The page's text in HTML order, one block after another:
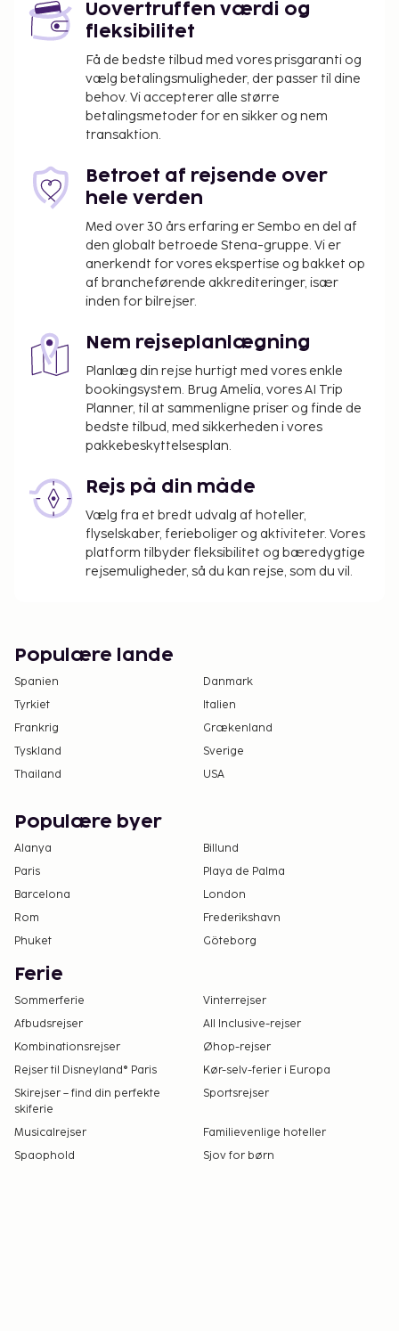
lufthavnstransport tur-retur mod et tillægsgebyr,
og gratis selvstændig parkering findes desuden på
stedet. Tag en dukkert i en af de 7 udendørs
swimmingpools, eller nyd de andre rekreative
faciliteter, inklusive udendørs tennisbaner og
karaoke. Andre faciliteter på dette
overnatningssted inkluderer gratis trådløs
internetadgang, babysitning (tillægsgebyr) og tv på
fællesarealer. Spis dig mæt i lokale og
internationale retter på Eat Restaurant, som er en
af dette overnatningssteds 5 restauranter, eller bliv
på værelset, og nyd godt af roomservice døgnet
rundt. Du kan også købe en snack på stedets 2
kaffebarer/caféer. Tag forbi strandbaren samt de 7
forfriskende drink. Gratis morgenmadsbuffet
serveres dagligt fra kl. 07.30 til kl. 10.30.
Overnatningsstedet lukkes fra den 15. oktober til
Du vil blive bedt om at betale følgende på
overnatningsstedet. Gebyrer inkluderer muligvis
Der pålægges en byskat: EUR 1.00 pr. person pr.
nat, op til 30 nætter. Denne skat gælder ikke
for børn under 18 år.
Vi har medtaget alle gebyrer, som
af tilgængelighed)
Ovenstående liste er muligvis ikke fuldstændig.
Gebyrer og depositummer inkluderer muligvis ikke
skat og kan ændres uden varsel.
Den udendørs pool har åbent fra juni til
oktober.
værelserne.
Overnatningsstedet har forbundne/tilstødende
værelser, som kan være til rådighed, afhængig
kontaktoplysningerne på
reservationsbekræftelsen.
Uovertruffen værdi og
fleksibilitet
Få de bedste tilbud med vores prisgaranti og
vælg betalingsmuligheder, der passer til dine
behov. Vi accepterer alle større
betalingsmetoder for en sikker og nem
transaktion.
Betroet af rejsende over
hele verden
Med over 30 års erfaring er Sembo en del af
den globalt betroede Stena-gruppe. Vi er
anerkendt for vores ekspertise og bakket op
af brancheførende akkrediteringer, især
inden for bilrejser.
Nem rejseplanlægning
Planlæg din rejse hurtigt med vores enkle
bookingsystem. Brug Amelia, vores AI Trip
Planner, til at sammenligne priser og finde de
bedste tilbud, med sikkerheden i vores
pakkebeskyttelsesplan.
Rejs på din måde
Vælg fra et bredt udvalg af hoteller,
flyselskaber, ferieboliger og aktiviteter. Vores
platform tilbyder fleksibilitet og bæredygtige
rejsemuligheder, så du kan rejse, som du vil.
Populære lande
Spanien
Danmark
Tyrkiet
Italien
Frankrig
Grækenland
Tyskland
Sverige
Thailand
USA
Populære byer
Alanya
Billund
Paris
Playa de Palma
Barcelona
London
Rom
Frederikshavn
Phuket
Göteborg
Ferie
Sommerferie
Vinterrejser
Afbudsrejser
All Inclusive-rejser
Kombinationsrejser
Øhop-rejser
Rejser til Disneyland® Paris
Kør-selv-ferier i Europa
Skirejser – find din perfekte
skiferie
Sportsrejser
Musicalrejser
Familievenlige hoteller
Spaophold
Sjov for børn